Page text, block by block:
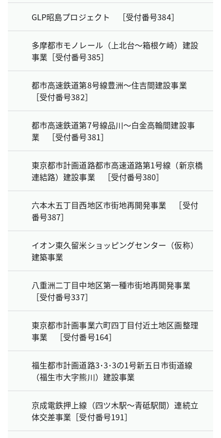
GLP昭島プロジェクト ［受付番号384］
多摩都市モノレール（上北台～箱根ケ崎）建設
事業［受付番号385］
都市高速鉄道第8号線豊洲～住吉間建設事業
［受付番号382］
都市高速鉄道第7号線品川～白金高輪間建設事
業 ［受付番号381］
東京都市計画道路都市高速道路第1号線（新京橋
連結路）建設事業 ［受付番号380］
六本木五丁目西地区市街地再開発事業 ［受付
番号387］
イオン東久留米ショッピングセンター（仮称）
建築事業
八重洲二丁目中地区第一種市街地再開発事業
［受付番号337］
東京都市計画事業六町四丁目付近土地区画整理
事業 ［受付番号164］
福生都市計画道路3･3･3の1号新五日市街道線
（福生市大字熊川）建設事業
京成電鉄押上線（四ツ木駅～青砥駅間）連続立
体交差事業［受付番号191］